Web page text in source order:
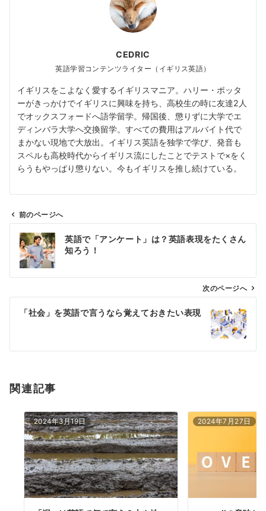
CEDRIC
英語学習コンテンツライター（イギリス英語）
イギリスをこよなく愛するイギリスマニア。ハリー・ポッタ
ーがきっかけでイギリスに興味を持ち、高校生の時に友達2人
でオックスフォードへ語学留学。帰国後、懲りずに大学でエ
ディンバラ大学へ交換留学。すべての費用はアルバイト代で
まかない現地で大放出。イギリス英語を独学で学び、発音も
スペルも高校時代からイギリス流にしたことでテストで×をく
らうもやっぱり懲りない。今もイギリスを推し続けている。
ビ
ン
前のページへ
英語で「アンケート」は？英語表現をたくさん
知ろう！
次のページへ
「社会」を英語で言うなら覚えておきたい表現
関連記事
2024年3月19日 2024年7月27日